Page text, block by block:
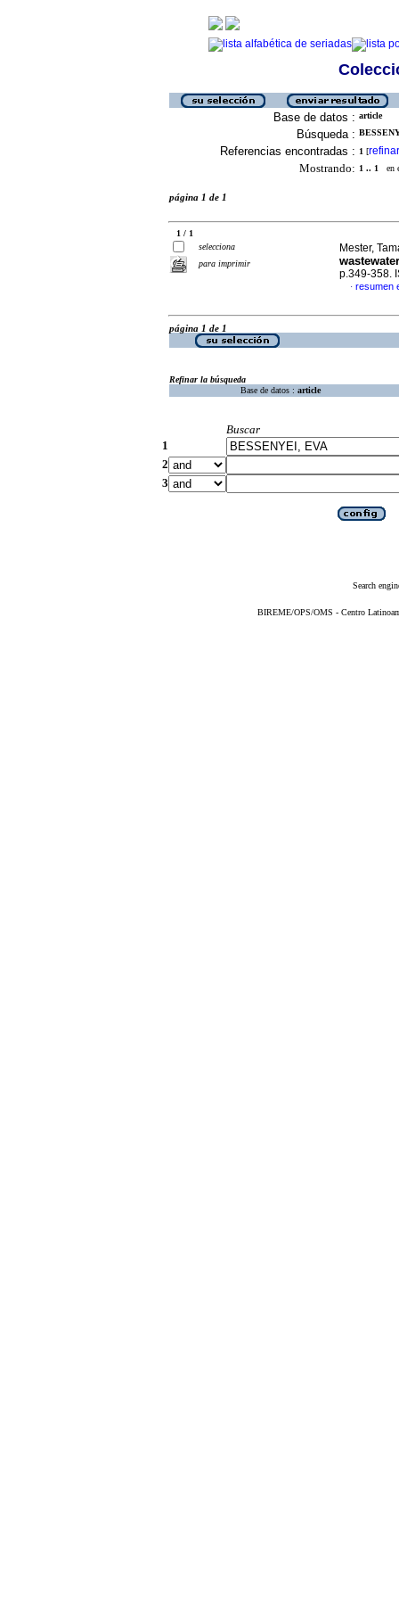
Base de datos : article
Búsqueda :
Referencias encontradas : 1 [refinar
Mostrando: 1 .. 1 en
página 1 de 1
1 / 1
selecciona
para imprimir
Mester,
p.349-358.
· resumen
página 1 de 1
Refinar la búsqueda
Base de datos : article
Buscar
1
2
3
Search
BIREME/OPS/OMS - Centro